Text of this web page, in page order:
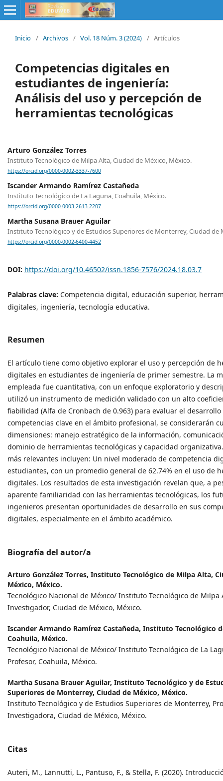
Inicio / Archivos / Vol. 18 Núm. 3 (2024) / Artículos
Competencias digitales en
estudiantes de ingeniería:
Análisis del uso y percepción de
herramientas tecnológicas
Arturo González Torres
Instituto Tecnológico de Milpa Alta, Ciudad de México, México.
https://orcid.org/0000-0002-3337-7600
Iscander Armando Ramírez Castañeda
Instituto Tecnológico de La Laguna, Coahuila, México.
https://orcid.org/0000-0003-2613-2207
Martha Susana Brauer Aguilar
Instituto Tecnológico y de Estudios Superiores de Monterrey, Ciudad de
https://orcid.org/0000-0002-6400-4452
DOI: https://doi.org/10.46502/issn.1856-7576/2024.18.03.7
Palabras clave: Competencia digital, educación superior,
digitales, ingeniería, tecnología educativa.
Resumen
El artículo tiene como objetivo explorar el uso y percepción de
digitales en estudiantes de ingeniería de primer semestre. La
empleada fue cuantitativa, con un enfoque exploratorio y
utilizó un instrumento de medición validado con un alto
fiabilidad (Alfa de Cronbach de 0.963) para evaluar el desarrollo
competencias clave en el ámbito profesional, se considerarán
dimensiones: manejo estratégico de la información,
dominio de herramientas tecnológicas y capacidad
más relevantes incluyen: Un nivel moderado de competencia
estudiantes, con un promedio general de 62.74% en el uso de
digitales. Los resultados de esta investigación revelan que, a
aparente familiaridad con las herramientas tecnológicas, los
ingenieros presentan oportunidades de desarrollo en sus
digitales, especialmente en el ámbito académico.
Biografía del autor/a
Arturo González Torres, Instituto Tecnológico de Milpa Alta,
México, México.
Tecnológico Nacional de México/ Instituto Tecnológico de Milpa
Investigador, Ciudad de México, México.
Iscander Armando Ramírez Castañeda, Instituto Tecnológico
Coahuila, México.
Tecnológico Nacional de México/ Instituto Tecnológico de La
Profesor, Coahuila, México.
Martha Susana Brauer Aguilar, Instituto Tecnológico y de
Superiores de Monterrey, Ciudad de México, México.
Instituto Tecnológico y de Estudios Superiores de Monterrey,
Investigadora, Ciudad de México, México.
Citas
Auteri, M., Lannutti, L., Pantuso, F., & Stella, F. (2020).